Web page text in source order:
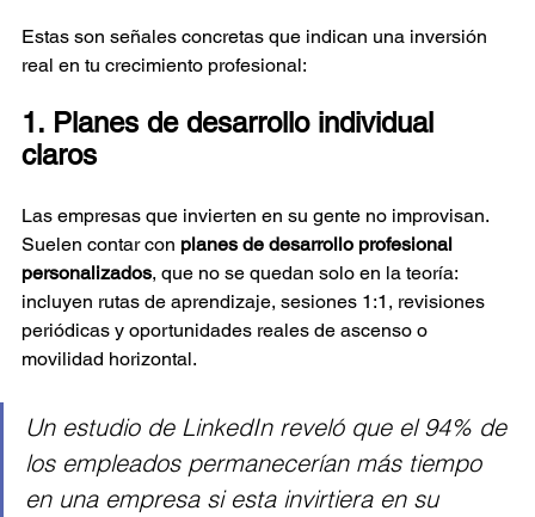
Estas son señales concretas que indican una inversión
real en tu crecimiento profesional:
1. Planes de desarrollo individual
claros
Las empresas que invierten en su gente no improvisan.
Suelen contar con planes de desarrollo profesional
personalizados, que no se quedan solo en la teoría:
incluyen rutas de aprendizaje, sesiones 1:1, revisiones
periódicas y oportunidades reales de ascenso o
movilidad horizontal.
Un estudio de LinkedIn reveló que el 94% de
los empleados permanecerían más tiempo
en una empresa si esta invirtiera en su